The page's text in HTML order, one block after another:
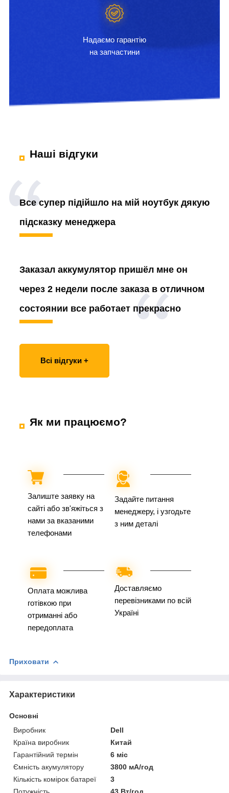
Надаємо гарантію
на запчастини
Наші відгуки
Все супер підійшло на мій ноутбук дякую
підсказку менеджера
Заказал аккумулятор пришёл мне он
через 2 недели после заказа в отличном
состоянии все работает прекрасно
Всі відгуки +
Як ми працюємо?
Залиште заявку на
сайті або зв'яжіться з
нами за вказаними
телефонами
Задайте питання
менеджеру, і узгодьте
з ним деталі
Оплата можлива
готівкою при
отриманні або
передоплата
Доставляємо
перевізниками по всій
Україні
Приховати
Характеристики
Основні
Виробник
Dell
Країна виробник
Китай
Гарантійний термін
6 міс
Ємність акумулятору
3800 мА/год
Кількість комірок батареї
3
Потужність
43 Вт/год